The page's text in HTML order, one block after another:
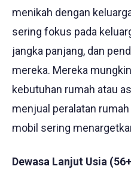
menikah dengan
sering fokus pada
jangka panjang, dan
mereka. Mereka
kebutuhan rumah atau
menjual peralatan
mobil sering
Dewasa Lanjut Usia